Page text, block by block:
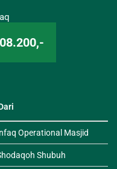
Operational Masjid
Shubuh